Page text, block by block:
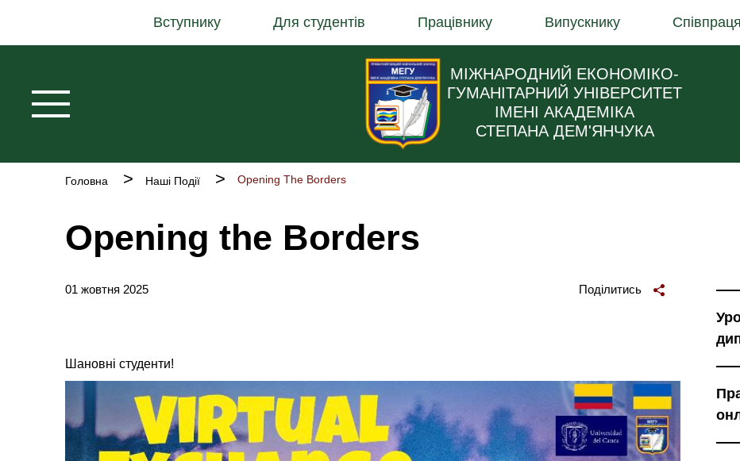
основного
Вступнику Для студентів Працівнику Випускнику Співпраця
МІЖНАРОДНИЙ ЕКОНОМІКО-
ГУМАНІТАРНИЙ УНІВЕРСИТЕТ
ІМЕНІ АКАДЕМІКА
СТЕПАНА ДЕМ'ЯНЧУКА
Рядок
Головна Наші Події Opening The Borders
Opening the Borders
Поділитись
01 жовтня 2025
Шановні студенти!